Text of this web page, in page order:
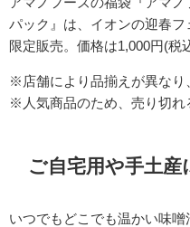
パック』は、イオンの迎春
限定販売。価格は1,000円(税
※店舗により品揃えが異なり
※人気商品のため、売り切れ
ご自宅用や手土産
いつでもどこでも温かい味